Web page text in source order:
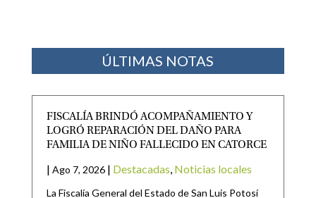
ÚLTIMAS NOTAS
FISCALÍA BRINDÓ ACOMPAÑAMIENTO Y
LOGRÓ REPARACIÓN DEL DAÑO PARA
FAMILIA DE NIÑO FALLECIDO EN CATORCE
| Ago 7, 2026 | Destacadas, Noticias locales
La Fiscalía General del Estado de San Luis Potosí